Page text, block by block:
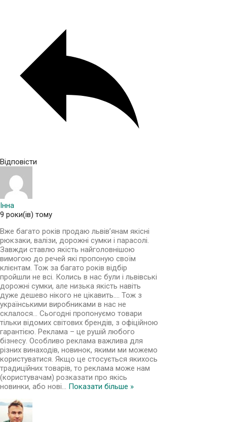
Відповісти
Інна
9 роки(ів) тому
Вже багато років продаю львів’янам якісні
рюкзаки, валізи, дорожні сумки і парасолі.
Завжди ставлю якість найголовнішою
вимогою до речей які пропоную своїм
клієнтам. Тож за багато років відбір
пройшли не всі. Колись в нас були і львівські
дорожні сумки, але низька якість навіть
дуже дешево нікого не цікавить…. Тож з
українськими виробниками в нас не
склалося… Сьогодні пропонуємо товари
тільки відомих світових брендів, з офіційною
гарантією. Реклама – це рушій любого
бізнесу. Особливо реклама важлива для
різних винаходів, новинок, якими ми можемо
користуватися. Якщо це стосується якихось
традиційних товарів, то реклама може нам
(користувачам) розказати про якісь
новинки, або нові
Показати більше »